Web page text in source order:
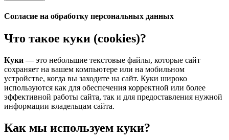
Согласие на обработку персональных данных
Что такое куки (cookies)?
Куки — это небольшие текстовые файлы, которые сайт
сохраняет на вашем компьютере или на мобильном
устройстве, когда вы заходите на сайт. Куки широко
используются как для обеспечения корректной или более
эффективной работы сайта, так и для предоставления нужной
информации владельцам сайта.
Как мы используем куки?